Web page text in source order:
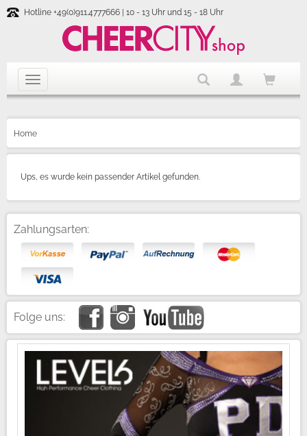
Hotline +49(0)911.4777666 | 10 - 13 Uhr und 15 - 18 Uhr
Home
Ups, es wurde kein passender Artikel gefunden.
Zahlungsarten:
Folge uns: